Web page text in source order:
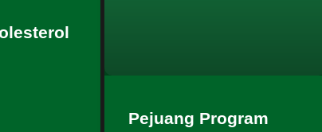
Pejuang Program